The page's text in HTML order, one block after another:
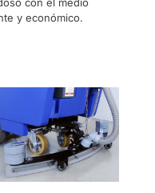
con el medio
y económico.